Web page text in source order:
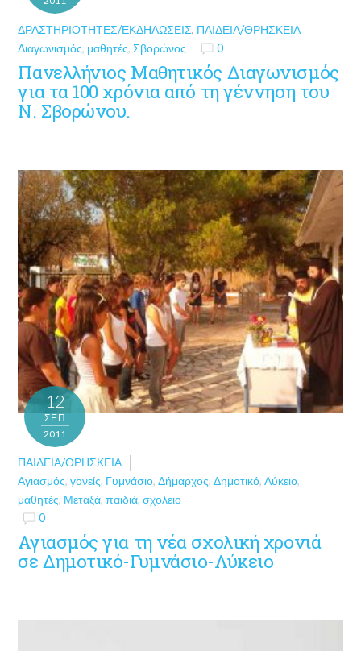
ΔΡΑΣΤΗΡΙΌΤΗΤΕΣ/ΕΚΔΗΛΏΣΕΙΣ, ΠΑΙΔΕΊΑ/ΘΡΗΣΚΕΊΑ
Διαγωνισμός, μαθητές,Σβορώνος 0
Πανελλήνιος Μαθητικός Διαγωνισμός
για τα 100 χρόνια από τη γέννηση του
Ν. Σβορώνου.
12
ΣΕΠ
2011
ΠΑΙΔΕΊΑ/ΘΡΗΣΚΕΊΑ
Αγιασμός,γονείς, Γυμνάσιο,Δήμαρχος,Δημοτικό,Λύκειο,
μαθητές, Μεταξά,παιδιά,σχολειο
0
Αγιασμός για τη νέα σχολική χρονιά
σε Δημοτικό-Γυμνάσιο-Λύκειο